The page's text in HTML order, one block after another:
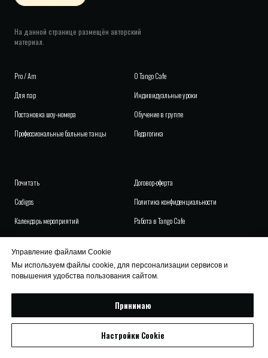
На данной странице размещён авторский
материал.
Pro / Am
Для пар
Постановка шоу-номера
Профессиональные бальные танцы
ОTango Cafe
Индивидуальные уроки
Обучение в группе
Педагогика
Почитать
Codigos
Календарь мероприятий
Цены
Договор-оферта
Политика конфиденциальности
Работа в Tango Cafe
Управление файлами Cookie
Мы используем файлы cookie, для персонализации сервисов и
повышения удобства пользования сайтом.
Принимаю
Настройки Cookie